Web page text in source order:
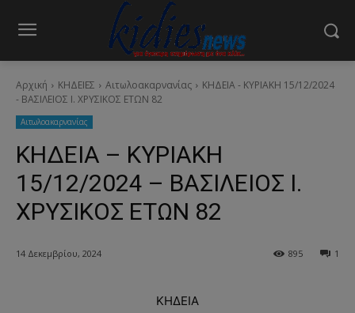
Αρχική ΚΗΔΕΙΕΣ Aιτωλοακαρνανίας
ΚΗΔΕΙΑ - ΚΥΡΙΑΚΗ 15/12/2024
- ΒΑΣΙΛΕΙΟΣ Ι. ΧΡΥΣΙΚΟΣ ΕΤΩΝ 82
Aιτωλοακαρνανίας
ΚΗΔΕΙΑ – ΚΥΡΙΑΚΗ
15/12/2024 – ΒΑΣΙΛΕΙΟΣ Ι.
ΧΡΥΣΙΚΟΣ ΕΤΩΝ 82
14 Δεκεμβρίου, 2024 1
895
ΚΗΔΕΙΑ